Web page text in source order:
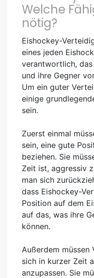
Welche
nötig?
Eishockey-
eines jeden
verantwortlich,
und ihre Gegner
Um ein guter
einige
sein.
Zuerst einmal
sein, eine gute
beziehen. Sie
Zeit ist, aggressiv
man sich
dass Eishockey-
Position auf dem
auf das, was ihre
können.
Außerdem müssen
sich in kurzer Zeit
anzupassen. Sie